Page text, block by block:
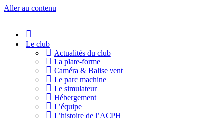
Aller au contenu
Le club
Actualités du club
La plate-forme
Caméra & Balise vent
Le parc machine
Le simulateur
Hébergement
L’équipe
L’histoire de l’ACPH